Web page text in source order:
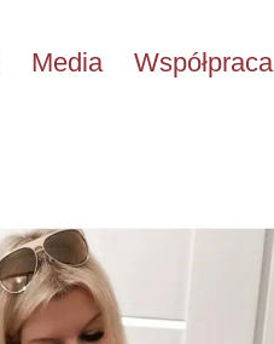
Media Współpraca